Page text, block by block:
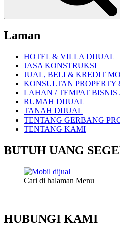
Laman
HOTEL & VILLA DIJUAL
JASA KONSTRUKSI
JUAL, BELI & KREDIT
KONSULTAN PROPERTY
LAHAN / TEMPAT BISNIS
RUMAH DIJUAL
TANAH DIJUAL
TENTANG GERBANG
TENTANG KAMI
BUTUH UANG
Cari di halaman Menu
HUBUNGI KAMI